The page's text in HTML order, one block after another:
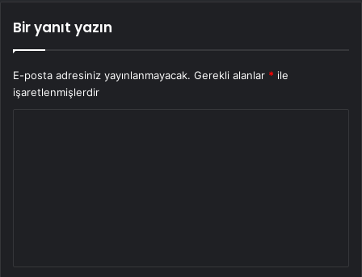
Bir yanıt yazın
E-posta adresiniz yayınlanmayacak. Gerekli alanlar * ile
işaretlenmişlerdir